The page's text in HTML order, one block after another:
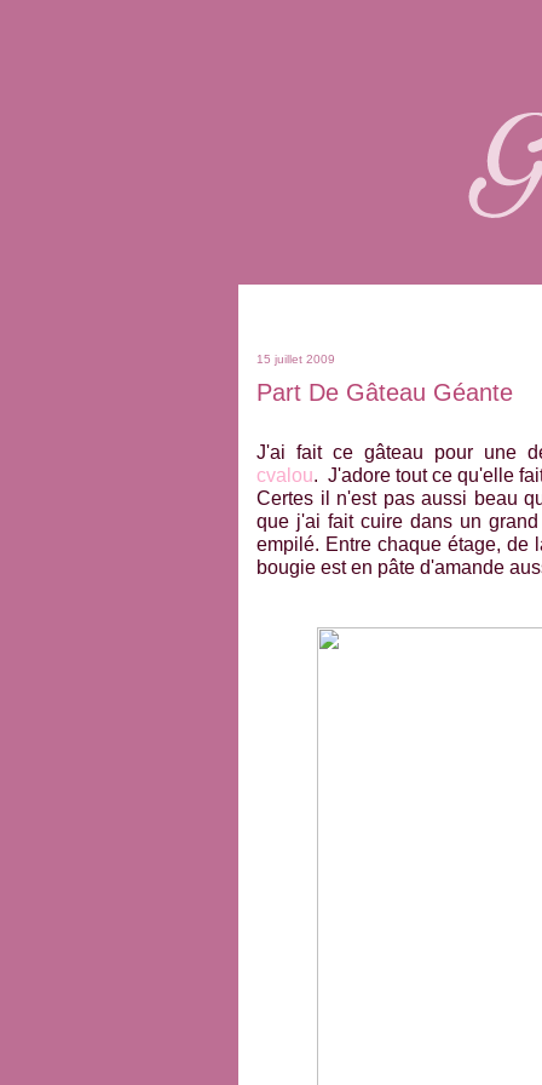
15 juillet 2009
Part De Gâteau Géante
J'ai fait ce gâteau pour une
cvalou. J'adore tout ce qu'elle
Certes il n'est pas aussi beau
que j'ai fait cuire dans un
empilé. Entre chaque étage, de
bougie est en pâte d'amande